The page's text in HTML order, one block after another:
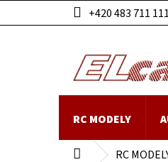
na
+420 483 711 111
RC MODELY
Domů RC